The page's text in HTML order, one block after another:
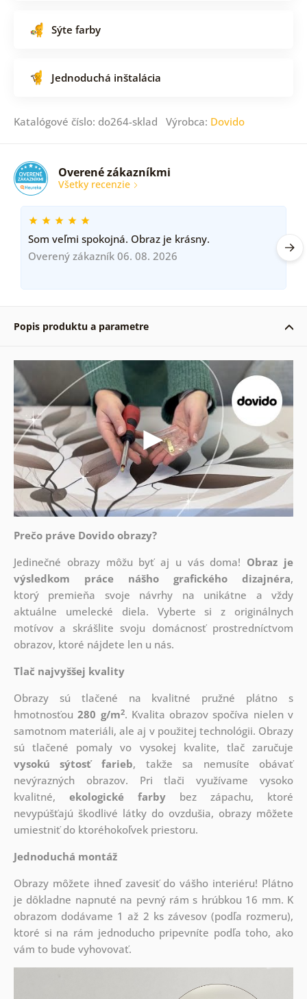
Sýte farby
Jednoduchá inštalácia
Katalógové číslo: do264-sklad Výrobca: Dovido
Overené zákazníkmi
Všetky recenzie
Som veľmi spokojná. Obraz je krásny.
Overený zákazník 06. 08. 2026
Popis produktu a parametre
Prečo práve Dovido obrazy?
Jedinečné obrazy môžu byť aj u vás doma! Obraz je
výsledkom práce nášho grafického dizajnéra,
ktorý premieňa svoje návrhy na unikátne a vždy
aktuálne umelecké diela. Vyberte si z originálnych
motívov a skrášlite svoju domácnosť prostredníctvom
obrazov, ktoré nájdete len u nás.
Tlač najvyššej kvality
Obrazy sú tlačené na kvalitné pružné plátno s
hmotnosťou280 g/m2. Kvalita obrazov spočíva nielen v
samotnom materiáli, ale aj v použitej technológii. Obrazy
sú tlačené pomaly vo vysokej kvalite, tlač zaručuje
vysokú sýtosť farieb, takže sa nemusíte obávať
nevýrazných obrazov. Pri tlači využívame vysoko
kvalitné, ekologické farby bez zápachu, ktoré
nevypúšťajú škodlivé látky do ovzdušia, obrazy môžete
umiestniť do ktoréhokoľvek priestoru.
Jednoduchá montáž
Obrazy môžete ihneď zavesiť do vášho interiéru! Plátno
je dôkladne napnuté na pevný rám s hrúbkou 16 mm. K
obrazom dodávame 1 až 2 ks závesov (podľa rozmeru),
ktoré si na rám jednoducho pripevníte podľa toho, ako
vám to bude vyhovovať.